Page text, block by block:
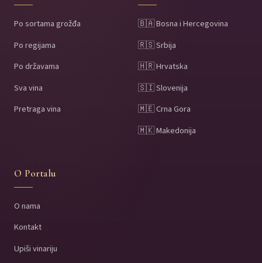
Po sortama grožđa
Po regijama
Po državama
Sva vina
Pretraga vina
🇧🇦 Bosna i Hercegovina
🇷🇸 Srbija
🇭🇷 Hrvatska
🇸🇮 Slovenija
🇲🇪 Crna Gora
🇲🇰 Makedonija
O Portalu
O nama
Kontakt
Upiši vinariju